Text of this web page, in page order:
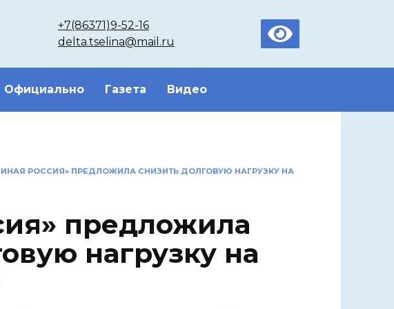
+7(86371)9-52-16
delta.tselina@mail.ru
Официально Газета Видео
РОССИЯ» ПРЕДЛОЖИЛА СНИЗИТЬ ДОЛГОВУЮ НАГРУЗКУ НА
предложила
нагрузку на